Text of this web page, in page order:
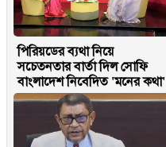
পিরিয়ডের ব্যথা নিয়ে
সচেতনতার বার্তা দিল সোফি
বাংলাদেশ নিবেদিত 'মনের কথা'